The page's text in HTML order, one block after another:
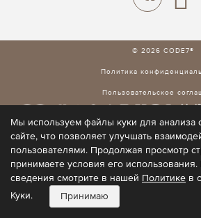
© 2026 CODE7®
Политика
Пользовательское
Мы используем файлы куки для анализа
сайте, что позволяет улучшать
пользователями. Продолжая просмотр
принимаете условия его
сведения смотрите в нашей Политике в
Куки.
Принимаю